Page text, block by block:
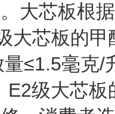
大芯板根
大芯板的
≤1.5毫克/
E2级大芯